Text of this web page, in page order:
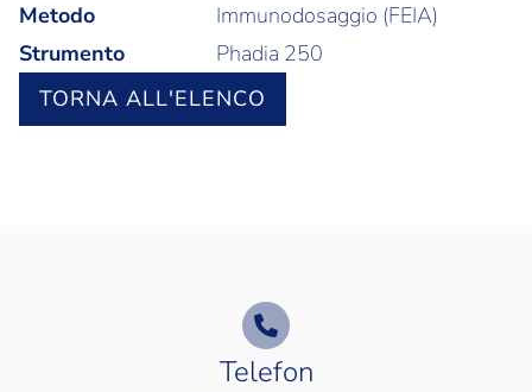
Metodo
Immunodosaggio (FEIA)
Strumento
Phadia 250
TORNA ALL'ELENCO
Telefon